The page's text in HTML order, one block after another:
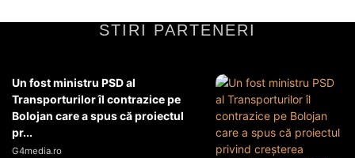
STIRI PARTENERI
Un fost ministru PSD al
Transporturilor îl contrazice pe
Bolojan care a spus că proiectul
pr...
G4media.ro